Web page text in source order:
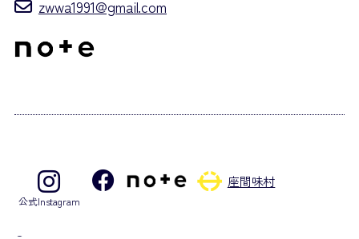
zwwa1991@gmail.com
公式Instagram
座間味村